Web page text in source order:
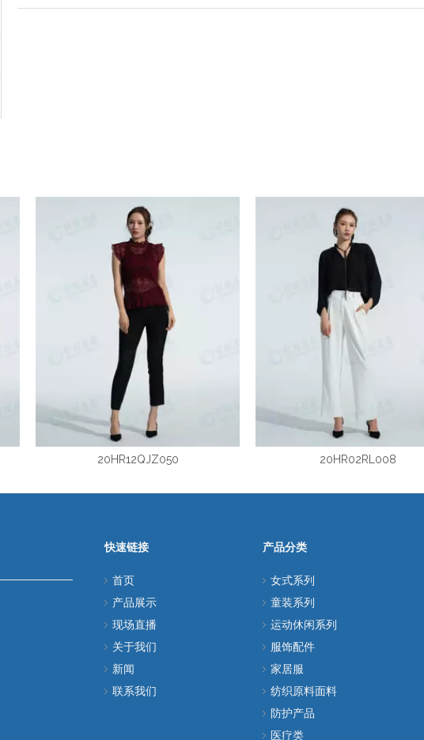
20HR12QJZ050 20HR02RL008
快速链接
首页
产品展示
现场直播
关于我们
新闻
联系我们
产品分类
女式系列
童装系列
运动休闲系列
服饰配件
家居服
纺织原料面料
防护产品
医疗类